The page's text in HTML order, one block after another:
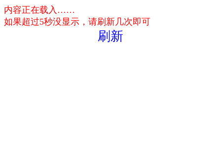
内容正在载入……
如果超过5秒没显示，请刷新几次即可
刷新